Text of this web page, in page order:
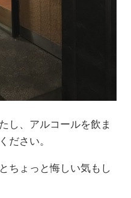
し、アルコールを飲ま
ださい。
ちょっと悔しい気もし